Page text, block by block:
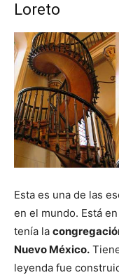
Loreto
Esta es una de las
en el mundo. Está
tenía la
Nuevo México.
leyenda fue